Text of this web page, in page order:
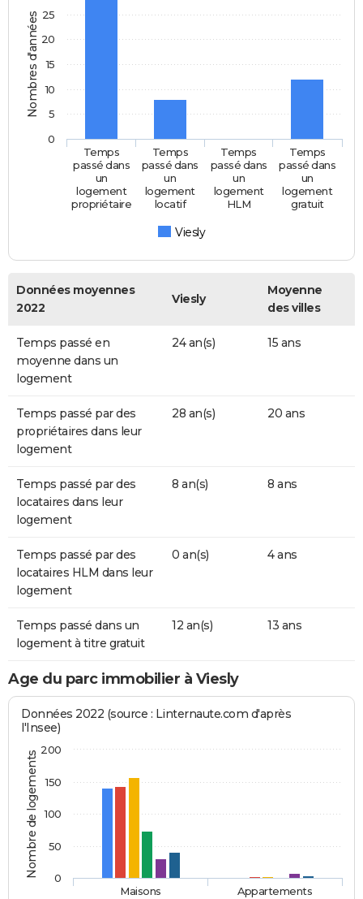
Nombres d'années
Viesly
Temps
passé dans
un
logement
propriétaire
Temps
passé dans
un
logement
locatif
Temps
passé dans
un
logement
HLM
Temps
passé dans
un
logement
gratuit
0
5
10
15
20
25
Données moyennes
2022
Viesly
Moyenne
des villes
Temps passé en
moyenne dans un
logement
24 an(s) 15 ans
Temps passé par des
propriétaires dans leur
logement
28 an(s) 20 ans
Temps passé par des
locataires dans leur
logement
8 an(s) 8 ans
Temps passé par des
locataires HLM dans leur
logement
0 an(s) 4 ans
Temps passé dans un
logement à titre gratuit
12 an(s) 13 ans
Age du parc immobilier à Viesly
Nombre de logements
Données 2022 (source : Linternaute.com d'après
l'Insee)
Maisons Appartements
0
50
100
150
200